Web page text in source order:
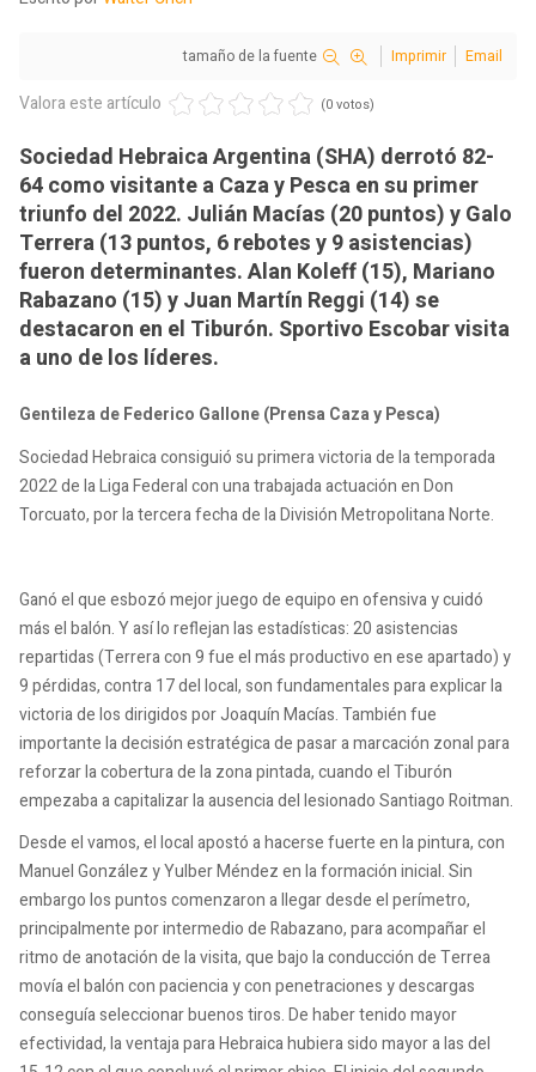
tamaño de la fuente Imprimir Email
Valora este artículo (0 votos)
Sociedad Hebraica Argentina (SHA) derrotó 82-
64 como visitante a Caza y Pesca en su primer
triunfo del 2022. Julián Macías (20 puntos) y Galo
Terrera (13 puntos, 6 rebotes y 9 asistencias)
fueron determinantes. Alan Koleff (15), Mariano
Rabazano (15) y Juan Martín Reggi (14) se
destacaron en el Tiburón. Sportivo Escobar visita
a uno de los líderes.
Gentileza de Federico Gallone (Prensa Caza y Pesca)
Sociedad Hebraica consiguió su primera victoria de la temporada
2022 de la Liga Federal con una trabajada actuación en Don
Torcuato, por la tercera fecha de la División Metropolitana Norte.
Ganó el que esbozó mejor juego de equipo en ofensiva y cuidó
más el balón. Y así lo reflejan las estadísticas: 20 asistencias
repartidas (Terrera con 9 fue el más productivo en ese apartado) y
9 pérdidas, contra 17 del local, son fundamentales para explicar la
victoria de los dirigidos por Joaquín Macías. También fue
importante la decisión estratégica de pasar a marcación zonal para
reforzar la cobertura de la zona pintada, cuando el Tiburón
empezaba a capitalizar la ausencia del lesionado Santiago Roitman.
Desde el vamos, el local apostó a hacerse fuerte en la pintura, con
Manuel González y Yulber Méndez en la formación inicial. Sin
embargo los puntos comenzaron a llegar desde el perímetro,
principalmente por intermedio de Rabazano, para acompañar el
ritmo de anotación de la visita, que bajo la conducción de Terrea
movía el balón con paciencia y con penetraciones y descargas
conseguía seleccionar buenos tiros. De haber tenido mayor
efectividad, la ventaja para Hebraica hubiera sido mayor a las del